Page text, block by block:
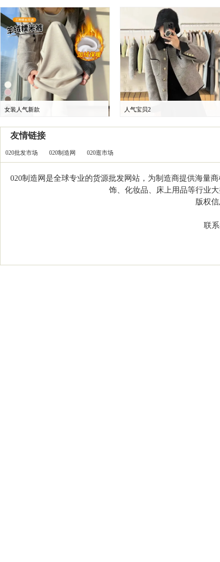
女装人气新款 人气宝贝2
友情链接
020批发市场 020制造网 020逛市场
020制造网是全球专业的货源批发网站，为制造商提供海量
饰、化妆品、床上用品等行业
版权信
联